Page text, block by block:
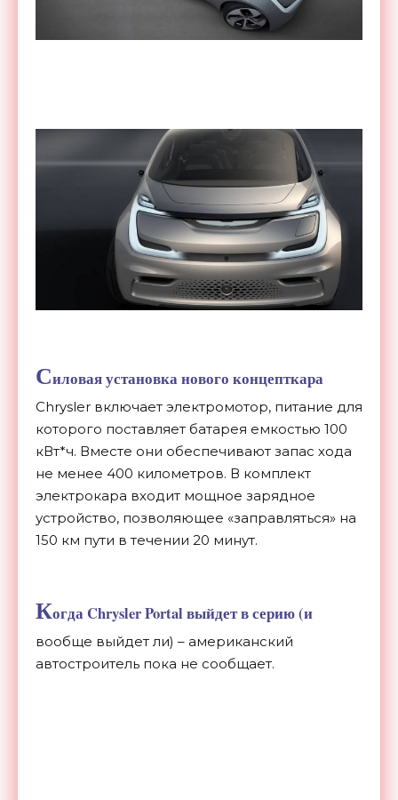
Силовая установка нового концепткара
Chrysler включает электромотор, питание для
которого поставляет батарея емкостью 100
кВт*ч. Вместе они обеспечивают запас хода
не менее 400 километров. В комплект
электрокара входит мощное зарядное
устройство, позволяющее «заправляться» на
150 км пути в течении 20 минут.
Когда Chrysler Portal выйдет в серию (и
вообще выйдет ли) – американский
автостроитель пока не сообщает.